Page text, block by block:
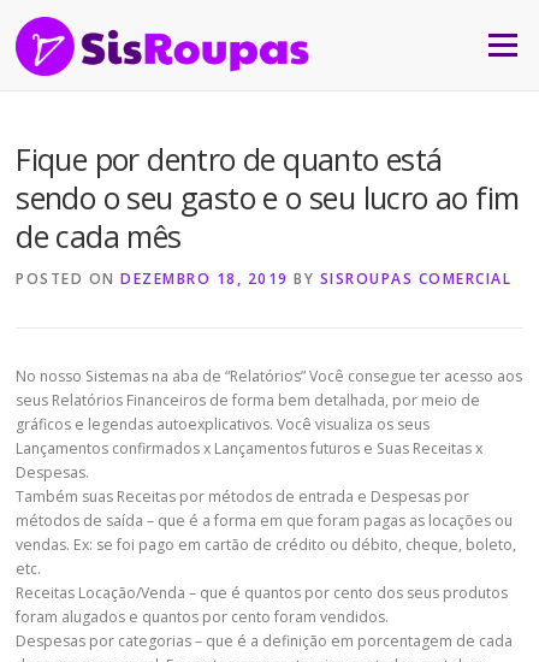
Menu
Fique por dentro de quanto está
sendo o seu gasto e o seu lucro ao fim
de cada mês
POSTED ONDEZEMBRO 18, 2019 BY SISROUPAS COMERCIAL
No nosso Sistemas na aba de “Relatórios” Você consegue ter acesso aos
seus Relatórios Financeiros de forma bem detalhada, por meio de
gráficos e legendas autoexplicativos. Você visualiza os seus
Lançamentos confirmados x Lançamentos futuros e Suas Receitas x
Despesas.
Também suas Receitas por métodos de entrada e Despesas por
métodos de saída – que é a forma em que foram pagas as locações ou
vendas. Ex: se foi pago em cartão de crédito ou débito, cheque, boleto,
etc.
Receitas Locação/Venda – que é quantos por cento dos seus produtos
foram alugados e quantos por cento foram vendidos.
Despesas por categorias – que é a definição em porcentagem de cada